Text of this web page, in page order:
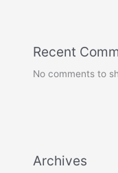
Recent
No comments to
Archives